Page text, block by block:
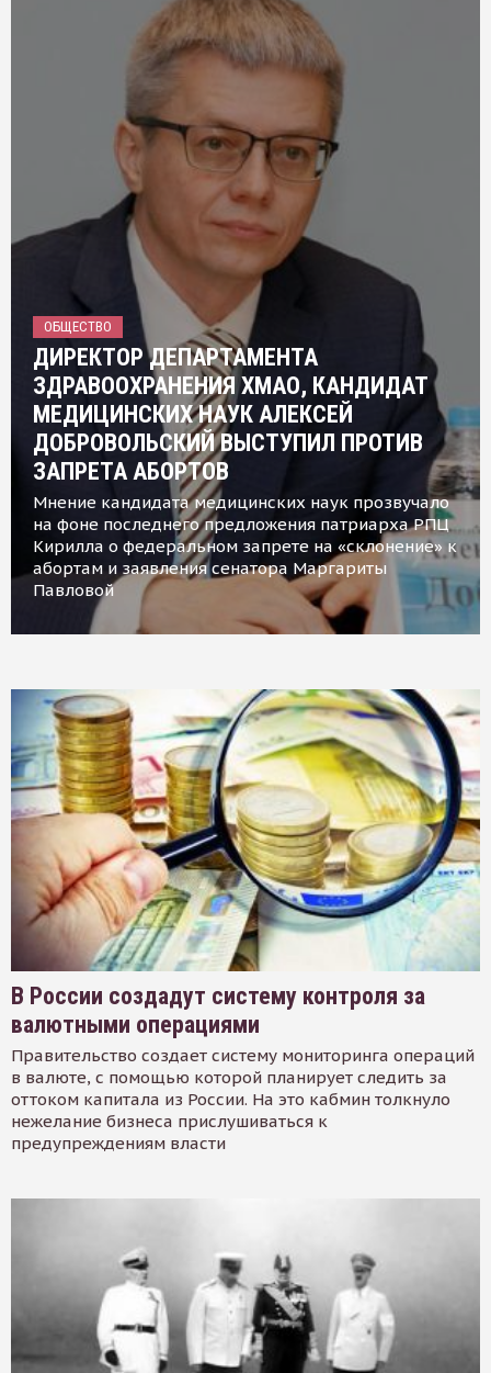
ОБЩЕСТВО
ДИРЕКТОР ДЕПАРТАМЕНТА
ЗДРАВООХРАНЕНИЯ ХМАО, КАНДИДАТ
МЕДИЦИНСКИХ НАУК АЛЕКСЕЙ
ДОБРОВОЛЬСКИЙ ВЫСТУПИЛ ПРОТИВ
ЗАПРЕТА АБОРТОВ
Мнение кандидата медицинских наук прозвучало
на фоне последнего предложения патриарха РПЦ
Кирилла о федеральном запрете на «склонение» к
абортам и заявления сенатора Маргариты
Павловой
В России создадут систему контроля за
валютными операциями
Правительство создает систему мониторинга операций
в валюте, с помощью которой планирует следить за
оттоком капитала из России. На это кабмин толкнуло
нежелание бизнеса прислушиваться к
предупреждениям власти